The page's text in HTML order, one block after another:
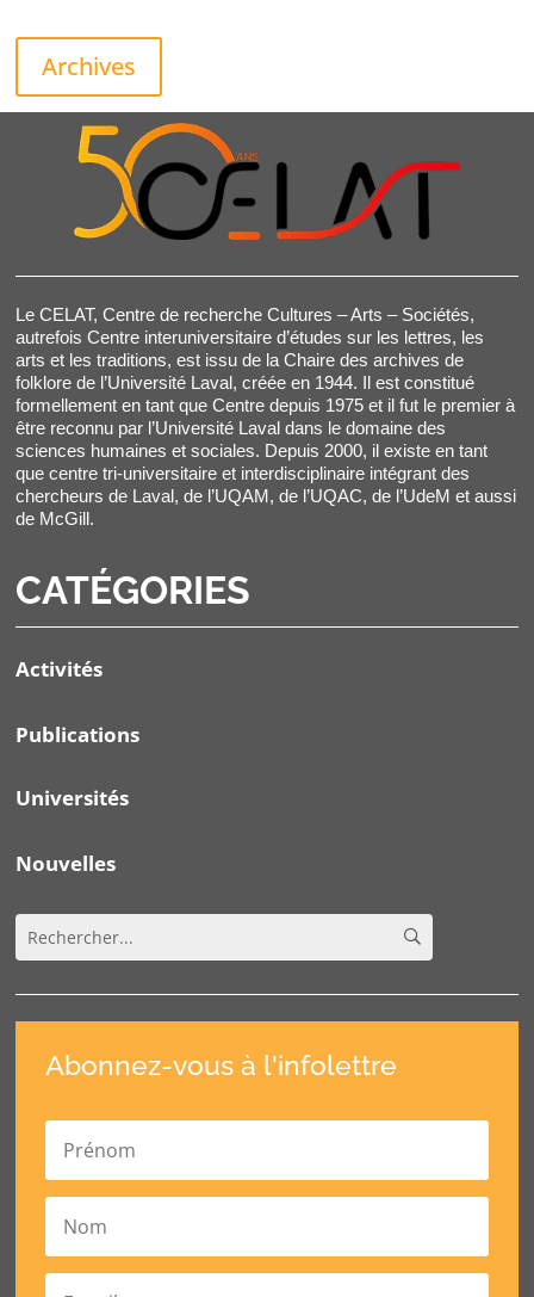
Archives
Le CELAT, Centre de recherche Cultures – Arts – Sociétés,
autrefois Centre interuniversitaire d’études sur les lettres, les
arts et les traditions, est issu de la Chaire des archives de
folklore de l’Université Laval, créée en 1944. Il est constitué
formellement en tant que Centre depuis 1975 et il fut le premier à
être reconnu par l’Université Laval dans le domaine des
sciences humaines et sociales. Depuis 2000, il existe en tant
que centre tri-universitaire et interdisciplinaire intégrant des
chercheurs de Laval, de l’UQAM, de l’UQAC, de l’UdeM et aussi
de McGill.
CATÉGORIES
Activités
Publications
Universités
Nouvelles
Abonnez-vous à l'infolettre